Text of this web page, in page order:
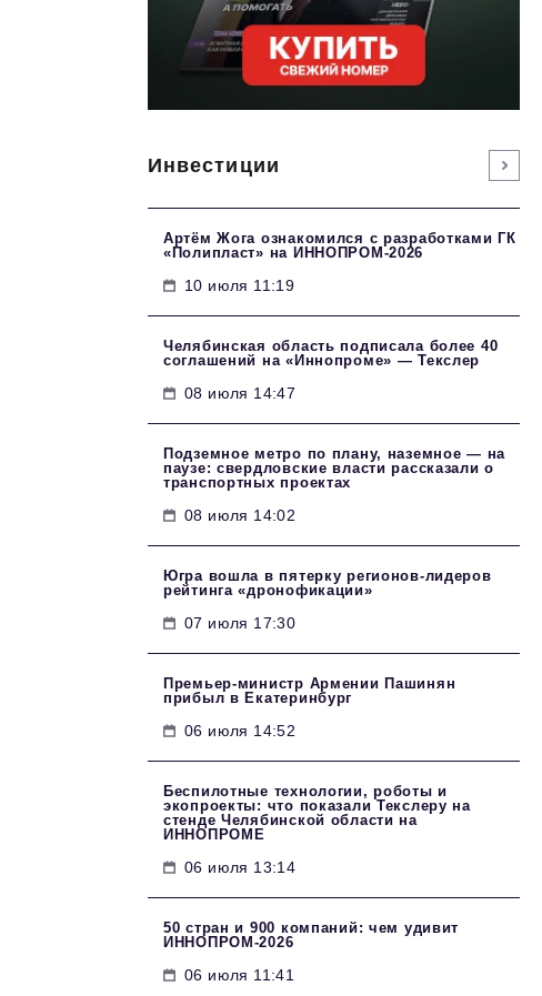
Инвестиции
Артём Жога ознакомился с разработками ГК
«Полипласт» на ИННОПРОМ-2026
10 июля 11:19
Челябинская область подписала более 40
соглашений на «Иннопроме» — Текслер
08 июля 14:47
Подземное метро по плану, наземное — на
паузе: свердловские власти рассказали о
транспортных проектах
08 июля 14:02
Югра вошла в пятерку регионов-лидеров
рейтинга «дронофикации»
07 июля 17:30
Премьер-министр Армении Пашинян
прибыл в Екатеринбург
06 июля 14:52
Беспилотные технологии, роботы и
экопроекты: что показали Текслеру на
стенде Челябинской области на
ИННОПРОМЕ
06 июля 13:14
50 стран и 900 компаний: чем удивит
ИННОПРОМ‑2026
06 июля 11:41